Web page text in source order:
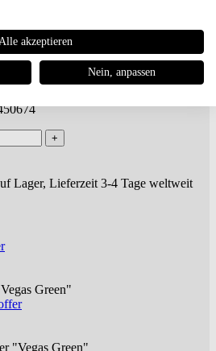
**
Lager, Lieferzeit 3-4 Tage weltweit
Green"
"Vegas Green"
akzeptieren
Nein, anpassen